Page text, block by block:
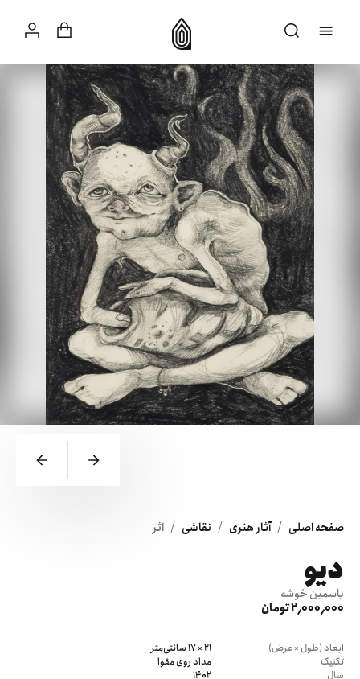
صفحه اصلی / آثار هنری / نقاشی / اثر
دیو
یاسمین خوشه
2٬000٬000 تومان
ابعاد (طول × عرض)
21 × 17 سانتی‌متر
تکنیک
مداد روی مقوا
سال
1402